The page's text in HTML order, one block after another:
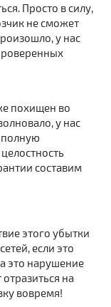
Просто в силу,
не сможет
у нас
похищен во
у нас
полную
составим
этого убытки
если это
это нарушение
на
вовремя!